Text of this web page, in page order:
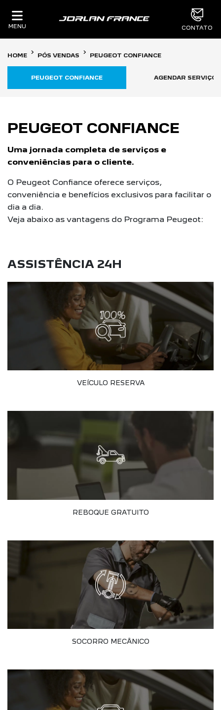
MENU CONTATO
HOME PÓS VENDAS PEUGEOT CONFIANCE
PEUGEOT CONFIANCE AGENDAR SERVIÇOS
PEUGEOT CONFIANCE
Uma jornada completa de serviços e
conveniências para o cliente.
O Peugeot Confiance oferece serviços,
conveniência e benefícios exclusivos para facilitar o
dia a dia.
Veja abaixo as vantagens do Programa Peugeot:
ASSISTÊNCIA 24H
VEÍCULO RESERVA
REBOQUE GRATUITO
SOCORRO MECÂNICO